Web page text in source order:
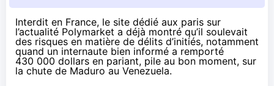
Interdit en France, le site dédié aux paris sur
l’actualité Polymarket a déjà montré qu’il soulevait
des risques en matière de délits d’initiés, notamment
quand un internaute bien informé a remporté
430 000 dollars en pariant, pile au bon moment, sur
la chute de Maduro au Venezuela.